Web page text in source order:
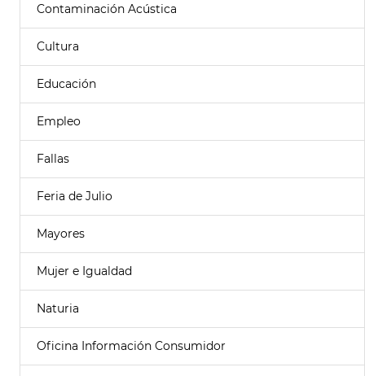
Contaminación Acústica
Cultura
Educación
Empleo
Fallas
Feria de Julio
Mayores
Mujer e Igualdad
Naturia
Oficina Información Consumidor